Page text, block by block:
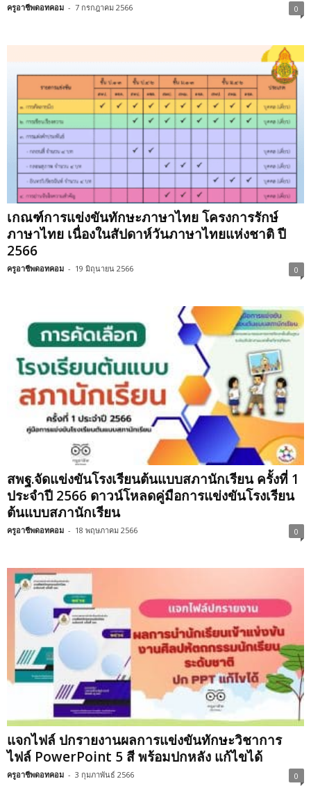
ครูอาชีพดอทคอม - 7 กรกฎาคม 2566 0
เกณฑ์การแข่งขันทักษะภาษาไทย โครงการรักษ์
ภาษาไทย เนื่องในสัปดาห์วันภาษาไทยแห่งชาติ ปี
2566
ครูอาชีพดอทคอม - 19 มิถุนายน 2566 0
สพฐ.จัดแข่งขันโรงเรียนต้นแบบสภานักเรียน ครั้งที่ 1
ประจำปี 2566 ดาวน์โหลดคู่มือการแข่งขันโรงเรียน
ต้นแบบสภานักเรียน
ครูอาชีพดอทคอม - 18 พฤษภาคม 2566 0
แจกไฟล์ ปกรายงานผลการแข่งขันทักษะวิชาการ
ไฟล์ PowerPoint 5 สี พร้อมปกหลัง แก้ไขได้
ครูอาชีพดอทคอม - 3 กุมภาพันธ์ 2566 0